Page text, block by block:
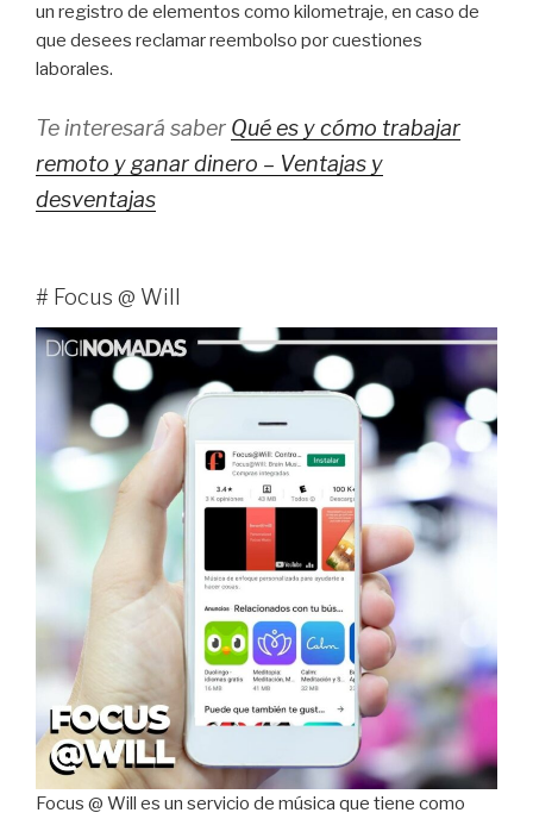
un registro de elementos como kilometraje, en caso de
que desees reclamar reembolso por cuestiones
laborales.
Te interesará saber Qué es y cómo trabajar
remoto y ganar dinero – Ventajas y
desventajas
# Focus @ Will
Focus @ Will es un servicio de música que tiene como